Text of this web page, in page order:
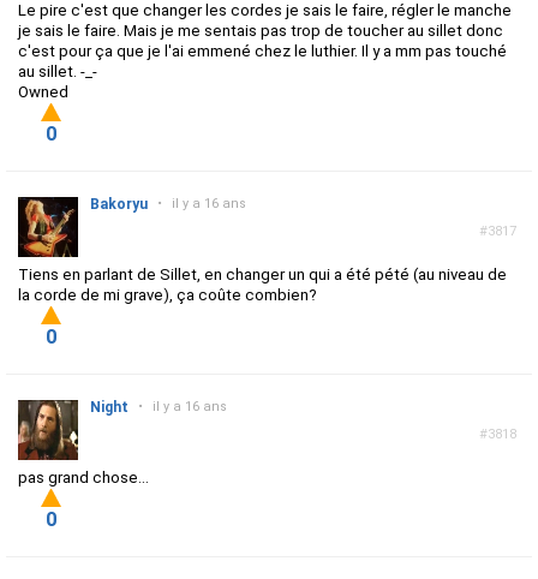
Le pire c'est que changer les cordes je sais le faire, régler le manche
je sais le faire. Mais je me sentais pas trop de toucher au sillet donc
c'est pour ça que je l'ai emmené chez le luthier. Il y a mm pas touché
au sillet. -_-
Owned
0
#3817
Bakoryu • il y a 16 ans
Tiens en parlant de Sillet, en changer un qui a été pété (au niveau de
la corde de mi grave), ça coûte combien?
0
#3818
Night • il y a 16 ans
pas grand chose...
0